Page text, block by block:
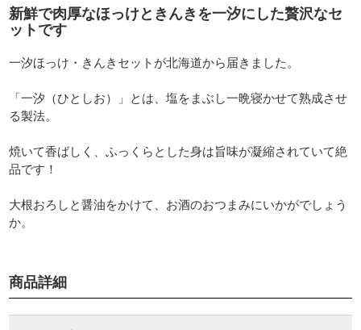
新鮮で肉厚なほっけときんきを一汐にした贅沢なセ
ットです
一汐ほっけ・きんきセットが北海道から届きました。
「一汐（ひとしお）」とは、塩をまぶし一晩寝かせて熟成させ
る製法。
焼いて香ばしく、ふっくらとした身は旨味が凝縮されていて絶
品です！
大根おろしと醤油をかけて、お酒のおつまみにいかがでしょう
か。
商品詳細